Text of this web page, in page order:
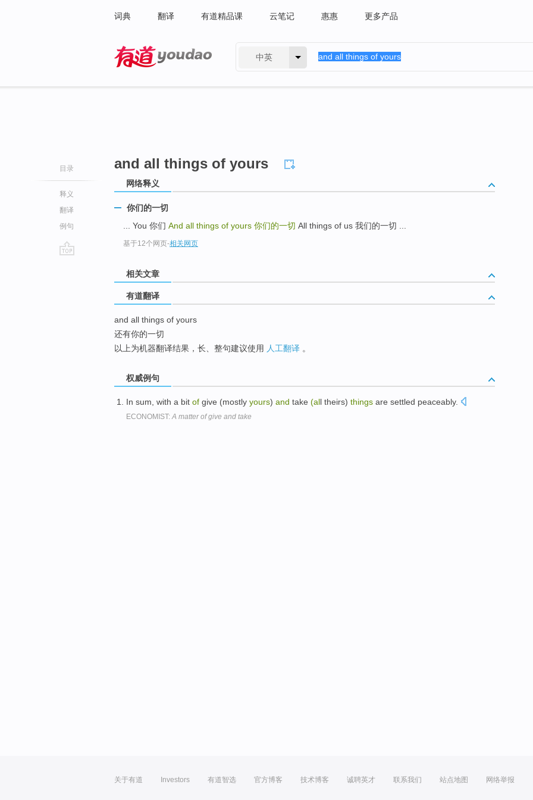
词典 翻译 有道精品课 云笔记 惠惠 更多产品
中英
目录
释义
翻译
例句
and all things of yours
网络释义
你们的一切
... You 你们 And all things of yours 你们的一切 All things of us 我们的一切 ...
基于12个网页-相关网页
相关文章
有道翻译
and all things of yours
还有你的一切
以上为机器翻译结果，长、整句建议使用 人工翻译 。
权威例句
In sum, with a bit of give (mostly yours) and take (all theirs) things are settled peaceably.
ECONOMIST:A matter of give and take
关于有道 Investors 有道智选 官方博客 技术博客 诚聘英才 联系我们 站点地图 网络举报